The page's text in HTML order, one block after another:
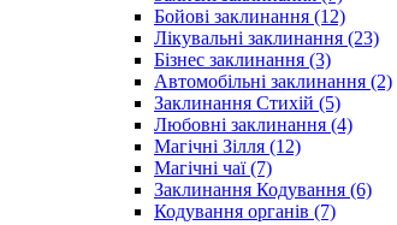
Бойові заклинання (12)
Лікувальні заклинання (23)
Бізнес заклинання (3)
Автомобільні заклинання (2)
Заклинання Стихій (5)
Любовні заклинання (4)
Магічні Зілля (12)
Магічні чаї (7)
Заклинання Кодування (6)
Кодування органів (7)